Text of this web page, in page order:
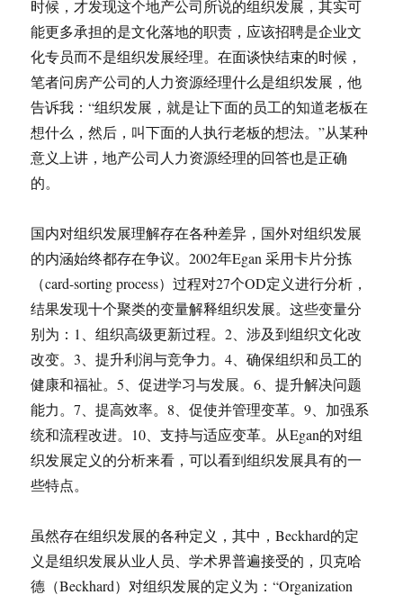
时候，才发现这个地产公司所说的组织发展，其实可
能更多承担的是文化落地的职责，应该招聘是企业文
化专员而不是组织发展经理。在面谈快结束的时候，
笔者问房产公司的人力资源经理什么是组织发展，他
告诉我：“组织发展，就是让下面的员工的知道老板在
想什么，然后，叫下面的人执行老板的想法。”从某种
意义上讲，地产公司人力资源经理的回答也是正确
的。
国内对组织发展理解存在各种差异，国外对组织发展
的内涵始终都存在争议。2002年Egan 采用卡片分拣
（card-sorting process）过程对27个OD定义进行分析，
结果发现十个聚类的变量解释组织发展。这些变量分
别为：1、组织高级更新过程。2、涉及到组织文化改
改变。3、提升利润与竞争力。4、确保组织和员工的
健康和福祉。5、促进学习与发展。6、提升解决问题
能力。7、提高效率。8、促使并管理变革。9、加强系
统和流程改进。10、支持与适应变革。从Egan的对组
织发展定义的分析来看，可以看到组织发展具有的一
些特点。
虽然存在组织发展的各种定义，其中，Beckhard的定
义是组织发展从业人员、学术界普遍接受的，贝克哈
德（Beckhard）对组织发展的定义为：“Organization